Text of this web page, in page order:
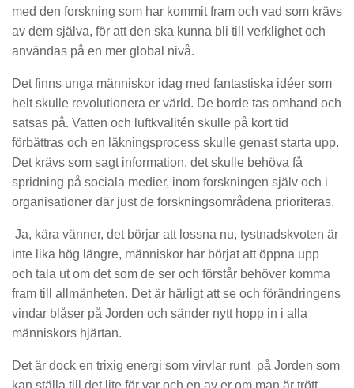
med den forskning som har kommit fram och vad som krävs
av dem själva, för att den ska kunna bli till verklighet och
användas på en mer global nivå.
Det finns unga människor idag med fantastiska idéer som
helt skulle revolutionera er värld. De borde tas omhand och
satsas på. Vatten och luftkvalitén skulle på kort tid
förbättras och en läkningsprocess skulle genast starta upp.
Det krävs som sagt information, det skulle behöva få
spridning på sociala medier, inom forskningen själv och i
organisationer där just de forskningsområdena prioriteras.
Ja, kära vänner, det börjar att lossna nu, tystnadskvoten är
inte lika hög längre, människor har börjat att öppna upp
och tala ut om det som de ser och förstår behöver komma
fram till allmänheten. Det är härligt att se och förändringens
vindar blåser på Jorden och sänder nytt hopp in i alla
människors hjärtan.
Det är dock en trixig energi som virvlar runt på Jorden som
kan ställa till det lite för var och en av er om man är trött